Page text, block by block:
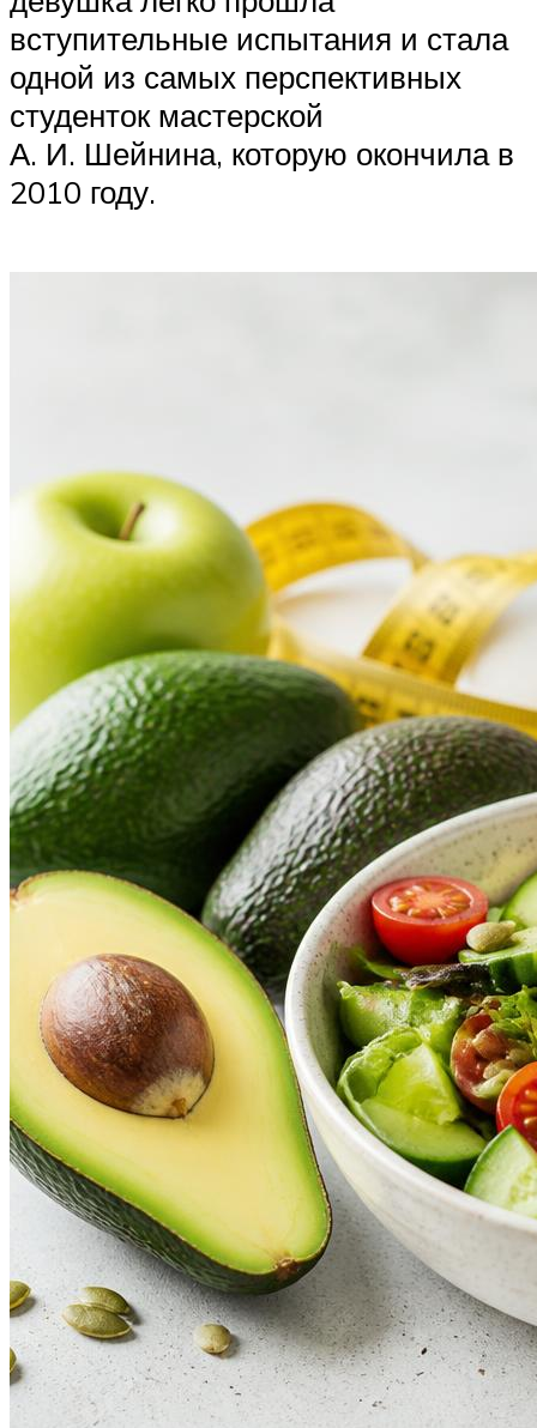
вступительные испытания и стала
одной из самых перспективных
студенток мастерской
А. И. Шейнина, которую окончила в
2010 году.